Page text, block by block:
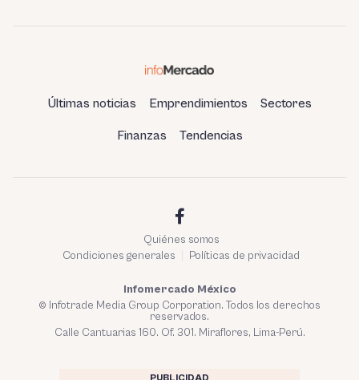
Últimas noticias Emprendimientos Sectores
Finanzas Tendencias
Quiénes somos
Condiciones generales
Políticas de privacidad
Infomercado México
© Infotrade Media Group Corporation. Todos los derechos
reservados.
Calle Cantuarias 160. Of. 301. Miraflores, Lima-Perú.